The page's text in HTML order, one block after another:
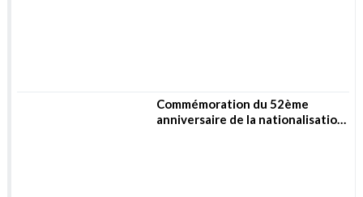
Commémoration du 52ème
anniversaire de la nationalisation